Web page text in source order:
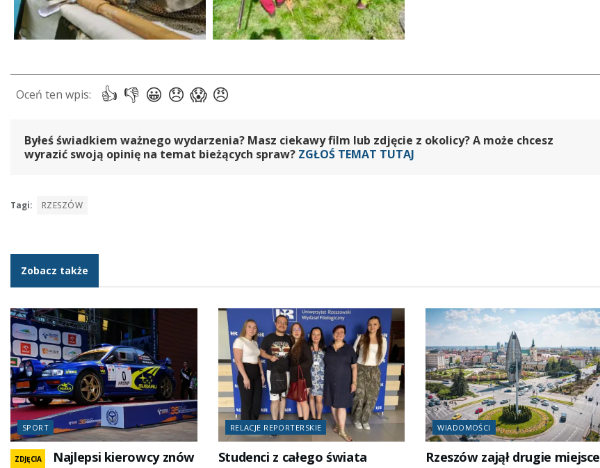
Byłeś świadkiem ważnego wydarzenia? Masz ciekawy film lub zdjęcie z okolicy? A może chcesz
wyrazić swoją opinię na temat bieżących spraw? ZGŁOŚ TEMAT TUTAJ
Tagi: RZESZÓW
Zobacz także
SPORT
ZDJĘCIA Najlepsi kierowcy znów
RELACJE REPORTERSKIE
Studenci z całego świata
WIADOMOŚCI
Rzeszów zajął drugie miejsce